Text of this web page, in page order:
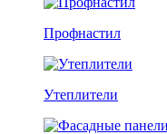
Профнастил
Утеплители